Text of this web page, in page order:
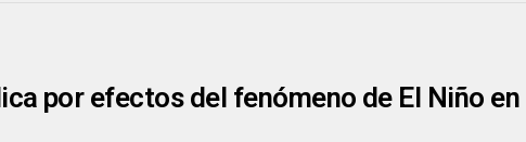
por efectos del fenómeno de El Niño